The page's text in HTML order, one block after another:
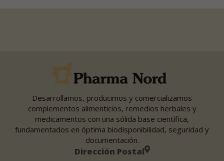
Desarrollamos, producimos y comercializamos
complementos alimenticios, remedios herbales y
medicamentos con una sólida base científica,
fundamentados en óptima biodisponibilidad, seguridad y
documentación.
Dirección Postal